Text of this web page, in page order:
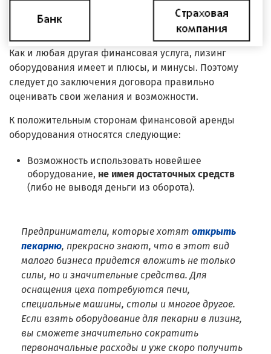
Как и любая другая финансовая услуга, лизинг
оборудования имеет и плюсы, и минусы. Поэтому
следует до заключения договора правильно
оценивать свои желания и возможности.
К положительным сторонам финансовой аренды
оборудования относятся следующие:
Возможность использовать новейшее
оборудование, не имея достаточных средств
(либо не выводя деньги из оборота).
Предприниматели, которые хотят открыть
пекарню, прекрасно знают, что в этот вид
малого бизнеса придется вложить не только
силы, но и значительные средства. Для
оснащения цеха потребуются печи,
специальные машины, столы и многое другое.
Если взять оборудование для пекарни в лизинг,
вы сможете значительно сократить
первоначальные расходы и уже скоро получить